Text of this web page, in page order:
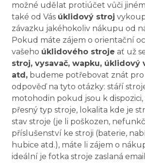
možné udělat protiúčet vůči
také od Vás úklidový stroj
závazku jakéhokoliv nákupu od
Pokud máte zájem o orientační
vašeho úklidového stroje ať už
stroj, vysavač, wapku, úklidový
atd, budeme potřebovat znát
odpověď na tyto otázky: stáří
motohodin pokud jsou k dispozici,
přesný typ stroje, lokalita kde je
stav stroje (je li poškozen,
příslušenství ke stroji (baterie,
hubice atd.), máte li zájem o
ideální je fotka stroje zaslaná